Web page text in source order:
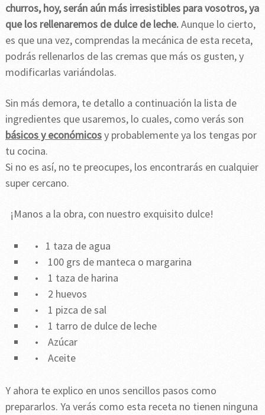
churros, hoy, serán aún más irresistibles para vosotros, ya
que los rellenaremos de dulce de leche.Aunque lo cierto,
es que una vez, comprendas la mecánica de esta receta,
podrás rellenarlos de las cremas que más os gusten, y
modificarlas variándolas.
Sin más demora, te detallo a continuación la lista de
ingredientes que usaremos, lo cuales, como verás son
básicos y económicosy probablemente ya los tengas por
tu cocina.
Si no es así, no te preocupes, los encontrarás en cualquier
super cercano.
¡Manos a la obra, con nuestro exquisito dulce!
• 1 taza de agua
• 100 grs de manteca o margarina
• 1 taza de harina
• 2 huevos
• 1 pizca de sal
• 1 tarro de dulce de leche
• Azúcar
• Aceite
Y ahora te explico en unos sencillos pasos como
prepararlos. Ya verás como esta receta no tienen ninguna